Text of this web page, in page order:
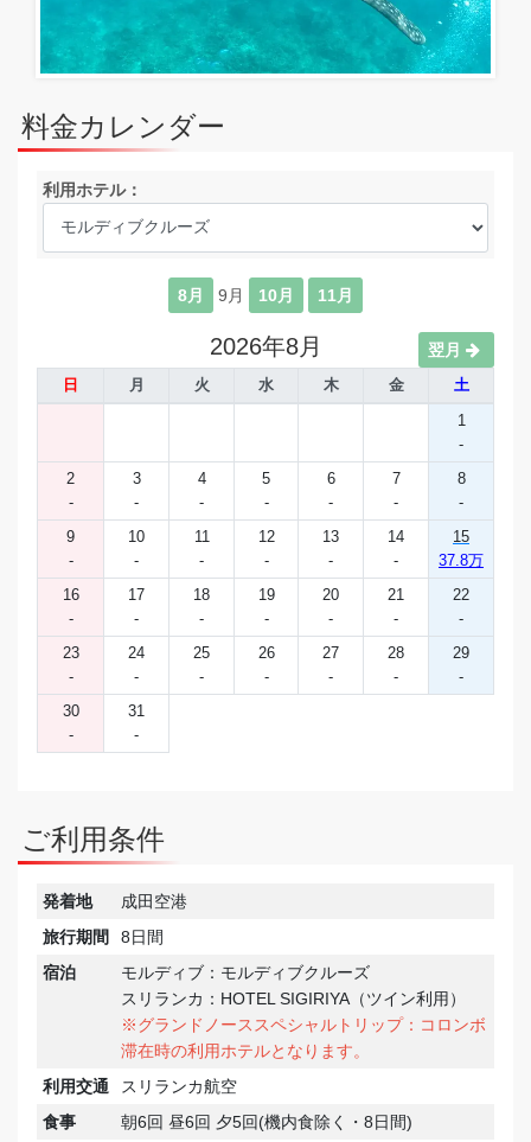
料金カレンダー
利用ホテル：
8月 9月 10月 11月
2026年8月 翌月
日 月 火 水 木 金
土
1
-
2
-
3
-
4
-
5
-
6
-
7
-
8
-
9
-
10
-
11
-
12
-
13
-
14
-
15
37.8万
16
-
17
-
18
-
19
-
20
-
21
-
22
-
23
-
24
-
25
-
26
-
27
-
28
-
29
-
30
-
31
-
ご利用条件
発着地
成田空港
旅行期間
8日間
宿泊
モルディブ：モルディブクルーズ
スリランカ：HOTEL SIGIRIYA（ツイン利用）
※グランドノーススペシャルトリップ：コロンボ
滞在時の利用ホテルとなります。
利用交通
スリランカ航空
食事
朝6回 昼6回 夕5回(機内食除く・8日間)